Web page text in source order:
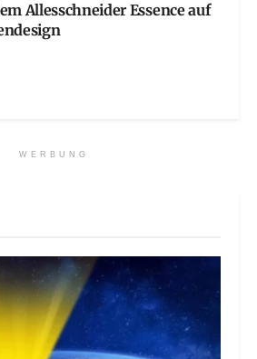
Allesschneider Essence auf
WERBUNG